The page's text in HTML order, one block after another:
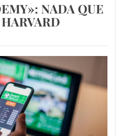
NADA QUE